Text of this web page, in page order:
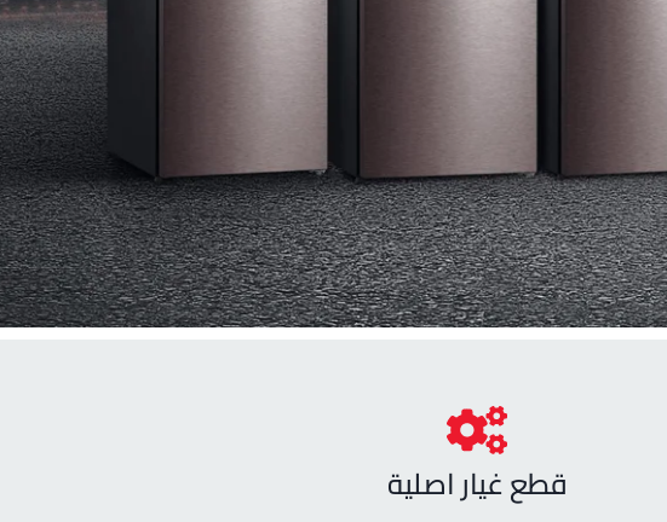
قطع غيار اصلية